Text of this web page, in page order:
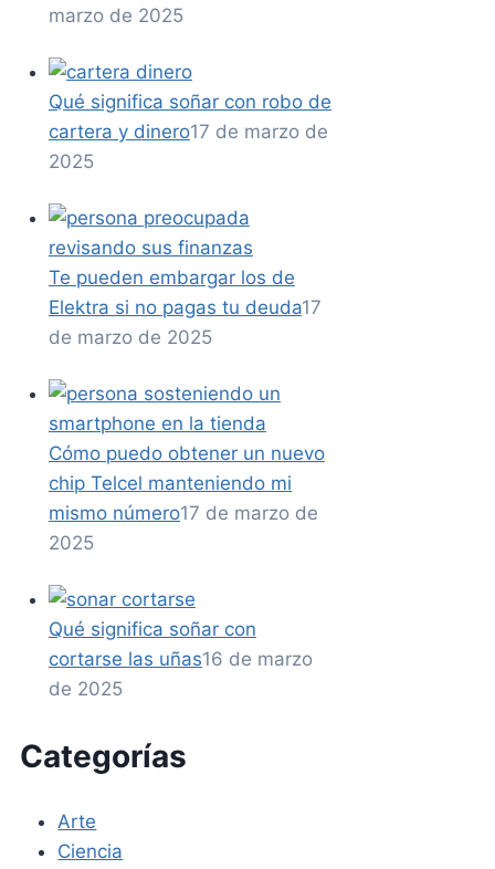
marzo de 2025
Qué significa soñar con robo de
cartera y dinero17 de marzo de
2025
Te pueden embargar los de
Elektra si no pagas tu deuda17
de marzo de 2025
Cómo puedo obtener un nuevo
chip Telcel manteniendo mi
mismo número17 de marzo de
2025
Qué significa soñar con
cortarse las uñas16 de marzo
de 2025
Categorías
Arte
Ciencia